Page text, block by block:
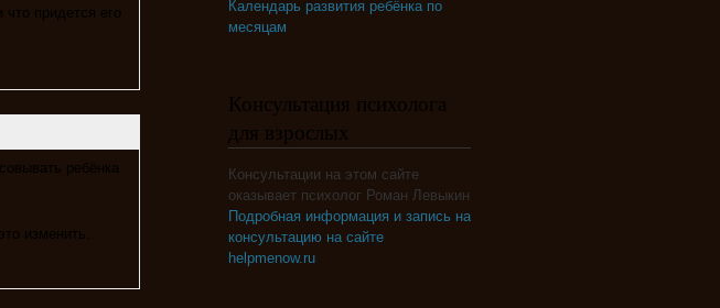
придется его
ребёнка
изменить.
Календарь развития ребёнка по
месяцам
Консультация психолога
для взрослых
Консультации на этом сайте
оказывает психолог Роман Левыкин
Подробная информация и запись на
консультацию на сайте
helpmenow.ru